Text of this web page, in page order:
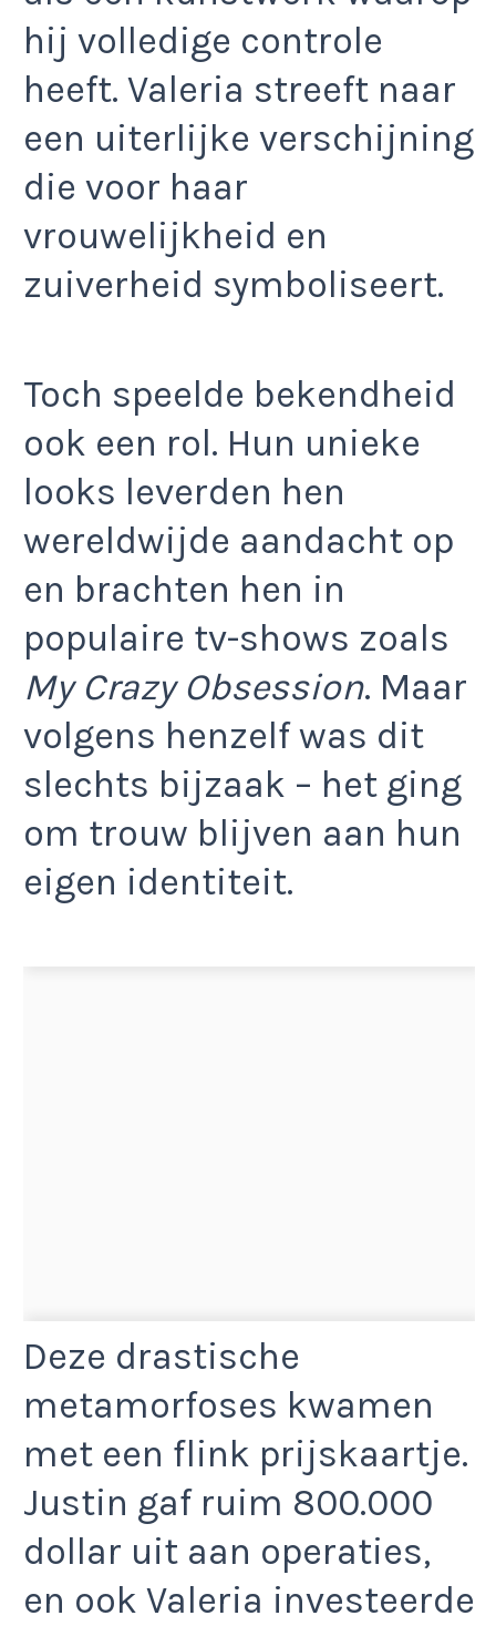
hij volledige controle
heeft. Valeria streeft naar
een uiterlijke verschijning
die voor haar
vrouwelijkheid en
zuiverheid symboliseert.
Toch speelde bekendheid
ook een rol. Hun unieke
looks leverden hen
wereldwijde aandacht op
en brachten hen in
populaire tv-shows zoals
My Crazy Obsession. Maar
volgens henzelf was dit
slechts bijzaak – het ging
om trouw blijven aan hun
eigen identiteit.
Deze drastische
metamorfoses kwamen
met een flink prijskaartje.
Justin gaf ruim 800.000
dollar uit aan operaties,
en ook Valeria investeerde